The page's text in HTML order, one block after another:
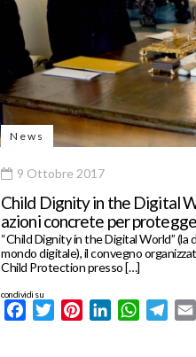
News
9 Ottobre 2017
Child Dignity in the Digital
azioni concrete per
“Child Dignity in the Digital World” (la
mondo digitale), il convegno
Child Protection presso […]
condividi su
FacebookTwitterPinterestLinkedIn